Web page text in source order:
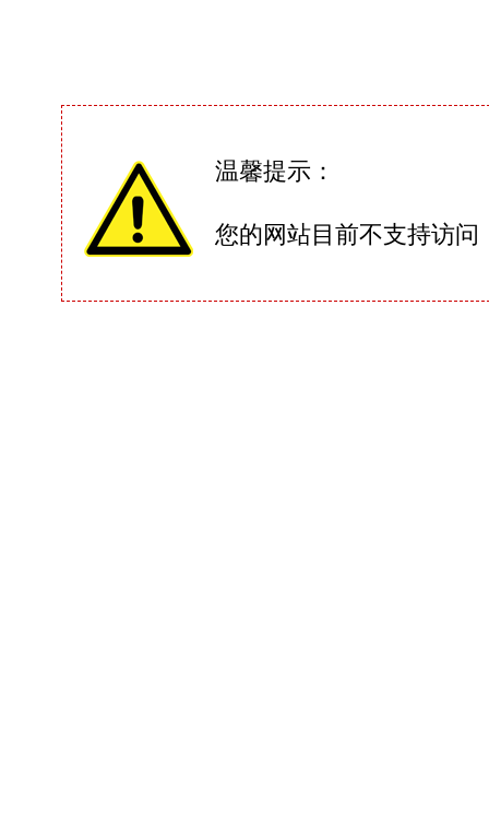
温馨提示：
您的网站目前不支持访